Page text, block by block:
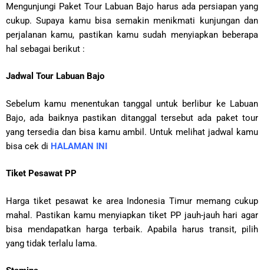
Mengunjungi Paket Tour Labuan Bajo harus ada persiapan yang
cukup. Supaya kamu bisa semakin menikmati kunjungan dan
perjalanan kamu, pastikan kamu sudah menyiapkan beberapa
hal sebagai berikut :
Jadwal Tour Labuan Bajo
Sebelum kamu menentukan tanggal untuk berlibur ke Labuan
Bajo, ada baiknya pastikan ditanggal tersebut ada paket tour
yang tersedia dan bisa kamu ambil. Untuk melihat jadwal kamu
bisa cek di HALAMAN INI
Tiket Pesawat PP
Harga tiket pesawat ke area Indonesia Timur memang cukup
mahal. Pastikan kamu menyiapkan tiket PP jauh-jauh hari agar
bisa mendapatkan harga terbaik. Apabila harus transit, pilih
yang tidak terlalu lama.